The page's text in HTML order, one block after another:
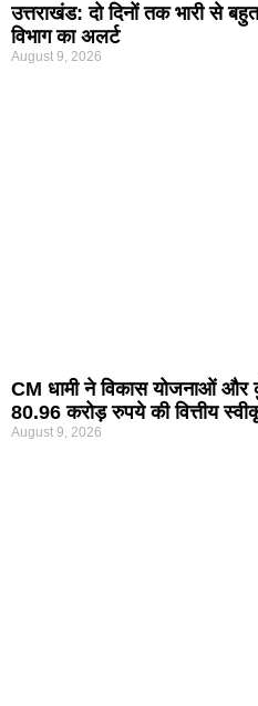
उत्तराखंड: दो दिनों तक भारी से बहुत
विभाग का अलर्ट
August 9, 2026
CM धामी ने विकास योजनाओं और
80.96 करोड़ रुपये की वित्तीय
August 9, 2026